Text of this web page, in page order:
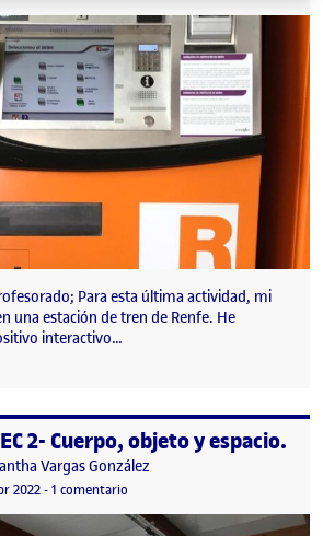
Para esta última actividad, mi
una estación de tren de Renfe. He
interactivo…
2- Cuerpo, objeto y espacio.
Vargas González
de publicación
2022-1 comentario